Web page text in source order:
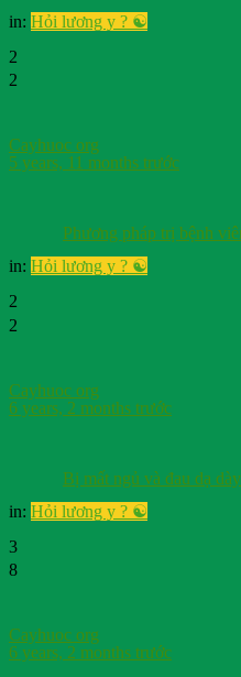
in: Hỏi lương y ? ☯️
2
2
Cayhuoc org
5 years, 11 months trước
Phương pháp trị bệnh
in: Hỏi lương y ? ☯️
2
2
Cayhuoc org
6 years, 2 months trước
Bị mất ngủ và đau dạ
in: Hỏi lương y ? ☯️
3
8
Cayhuoc org
6 years, 2 months trước